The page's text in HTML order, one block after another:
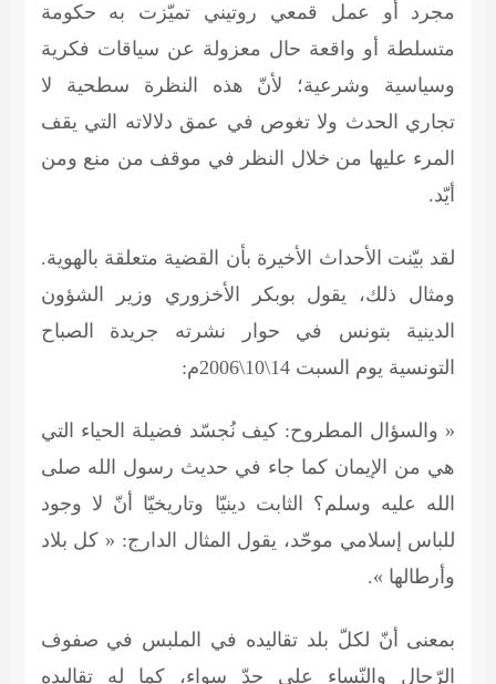
مجرد أو عمل قمعي روتيني تميّزت به حكومة
متسلطة أو واقعة حال معزولة عن سياقات فكرية
وسياسية وشرعية؛ لأنّ هذه النظرة سطحية لا
تجاري الحدث ولا تغوص في عمق دلالاته التي يقف
المرء عليها من خلال النظر في موقف من منع ومن
أيّد.
لقد بيّنت الأحداث الأخيرة بأن القضية متعلقة بالهوية.
ومثال ذلك، يقول بوبكر الأخزوري وزير الشؤون
الدينية بتونس في حوار نشرته جريدة الصباح
التونسية يوم السبت 14\10\2006م:
« والسؤال المطروح: كيف نُجسّد فضيلة الحياء التي
هي من الإيمان كما جاء في حديث رسول الله صلى
الله عليه وسلم؟ الثابت دينيّا وتاريخيّا أنّ لا وجود
للباس إسلامي موحّد، يقول المثال الدارج: « كل بلاد
وأرطالها ».
بمعنى أنّ لكلّ بلد تقاليده في الملبس في صفوف
الرّجال والنّساء على حدّ سواء، كما له تقاليده